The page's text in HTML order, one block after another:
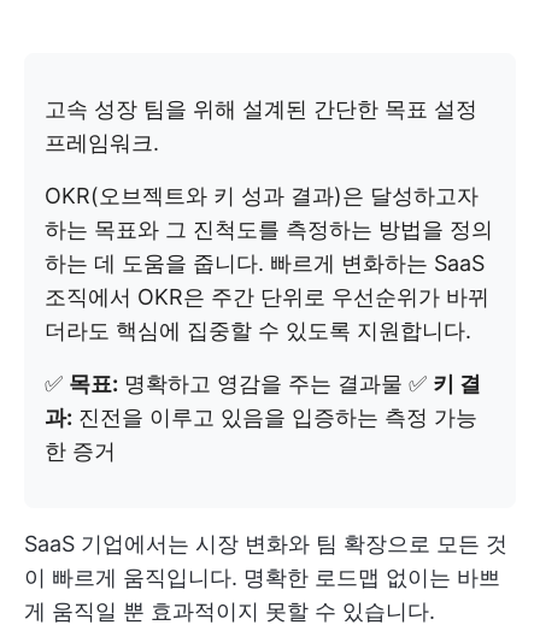
고속 성장 팀을 위해 설계된 간단한 목표 설정
프레임워크.
OKR(오브젝트와 키 성과 결과)은 달성하고자
하는 목표와 그 진척도를 측정하는 방법을 정의
하는 데 도움을 줍니다. 빠르게 변화하는 SaaS
조직에서 OKR은 주간 단위로 우선순위가 바뀌
더라도 핵심에 집중할 수 있도록 지원합니다.
✅ 목표: 명확하고 영감을 주는 결과물 ✅ 키 결
과: 진전을 이루고 있음을 입증하는 측정 가능
한 증거
SaaS 기업에서는 시장 변화와 팀 확장으로 모든 것
이 빠르게 움직입니다. 명확한 로드맵 없이는 바쁘
게 움직일 뿐 효과적이지 못할 수 있습니다.